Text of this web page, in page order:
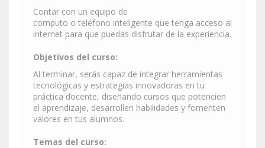
Contar con un equipo de
computo o teléfono inteligente que tenga acceso al
internet para que puedas disfrutar de la experiencia.
Objetivos del curso:
Al terminar, serás capaz de integrar herramientas
tecnológicas y estrategias innovadoras en tu
práctica docente, diseñando cursos que potencien
el aprendizaje, desarrollen habilidades y fomenten
valores en tus alumnos.
Temas del curso: